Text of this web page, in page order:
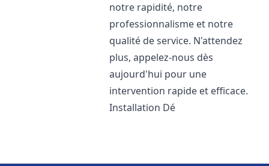
notre rapidité, notre
professionnalisme et notre
qualité de service. N'attendez
plus, appelez-nous dès
aujourd'hui pour une
intervention rapide et efficace.
Installation Dé